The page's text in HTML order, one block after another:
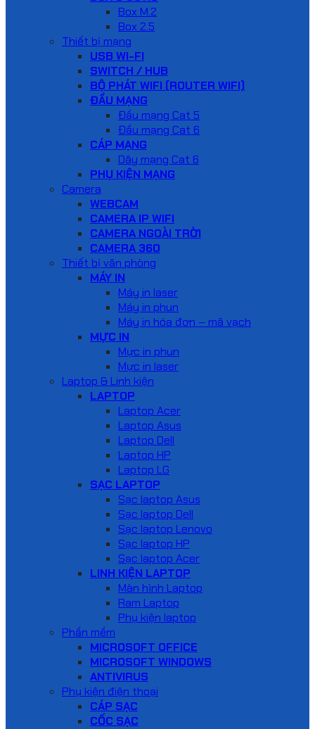
Box M.2
Box 2.5
Thiết bị mạng
USB WI-FI
SWITCH / HUB
BỘ PHÁT WIFI (ROUTER WIFI)
ĐẦU MẠNG
Đầu mạng Cat 5
Đầu mạng Cat 6
CÁP MẠNG
Dây mạng Cat 6
PHỤ KIỆN MẠNG
Camera
WEBCAM
CAMERA IP WIFI
CAMERA NGOÀI TRỜI
CAMERA 360
Thiết bị văn phòng
MÁY IN
Máy in laser
Máy in phun
Máy in hóa đơn – mã vạch
MỰC IN
Mực in phun
Mực in laser
Laptop & Linh kiện
LAPTOP
Laptop Acer
Laptop Asus
Laptop Dell
Laptop HP
Laptop LG
SẠC LAPTOP
Sạc laptop Asus
Sạc laptop Dell
Sạc laptop Lenovo
Sạc laptop HP
Sạc laptop Acer
LINH KIỆN LAPTOP
Màn hình Laptop
Ram Laptop
Phụ kiện laptop
Phần mềm
MICROSOFT OFFICE
MICROSOFT WINDOWS
ANTIVIRUS
Phụ kiện điện thoại
CÁP SẠC
CỐC SẠC